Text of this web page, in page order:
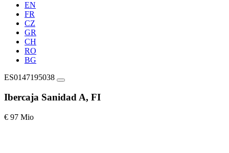
EN
FR
CZ
GR
CH
RO
BG
ES0147195038
Ibercaja Sanidad A, FI
€ 97 Mio